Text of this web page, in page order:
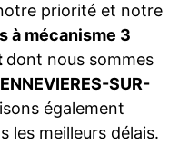
priorité et notre
à mécanisme 3
dont nous sommes
SUR-
également
les meilleurs délais.